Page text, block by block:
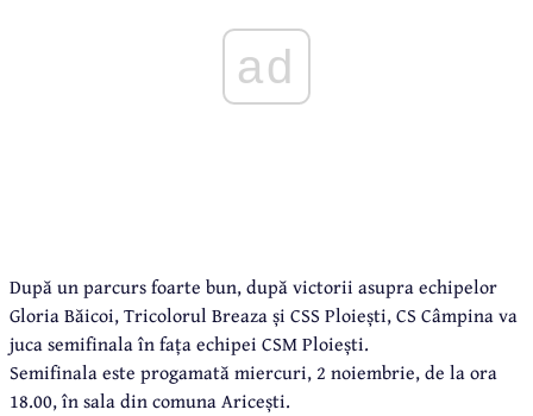
ad
După un parcurs foarte bun, după victorii asupra echipelor
Gloria Băicoi, Tricolorul Breaza și CSS Ploiești, CS Câmpina va
juca semifinala în fața echipei CSM Ploiești.
Semifinala este progamată miercuri, 2 noiembrie, de la ora
18.00, în sala din comuna Aricești.